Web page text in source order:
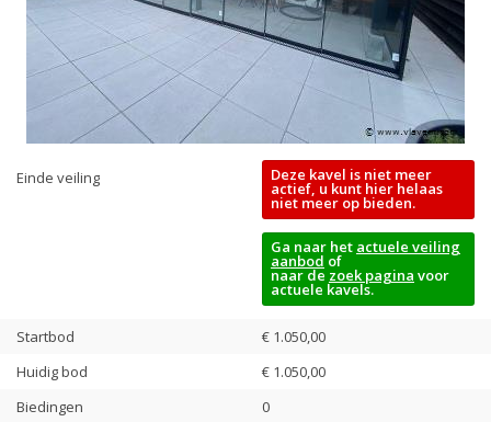
Einde veiling Deze kavel is niet meer
actief, u kunt hier helaas
niet meer op bieden.
Ga naar het actuele veiling
aanbod of
naar de zoek pagina voor
actuele kavels.
Startbod
€ 1.050,00
Huidig bod
€ 1.050,00
Biedingen
0